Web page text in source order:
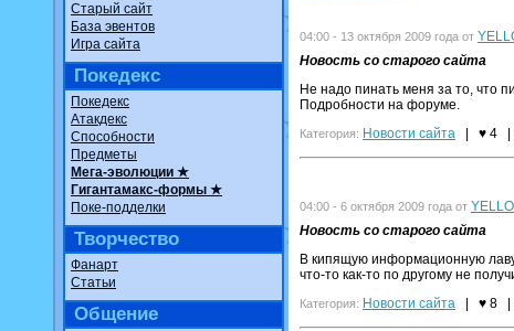
Старый сайт
База эвентов
Игра сайта
Покедекс
Покедекс
Атакдекс
Способности
Предметы
Мега-эволюции ★
Гигантамакс-формы ★
Поке-подделки
Творчество
Фанарт
Статьи
Общение
04:00 - 13 октября 2009 года от
Новость со старого сайта
Не надо пинать меня за то, что
Подробности на форуме.
Категория: Новости сайта ♥ 4
04:00 - 6 октября 2009 года от
Новость со старого сайта
В кипящую информационную
что-то как-то по другому не
Категория: Новости сайта ♥ 8